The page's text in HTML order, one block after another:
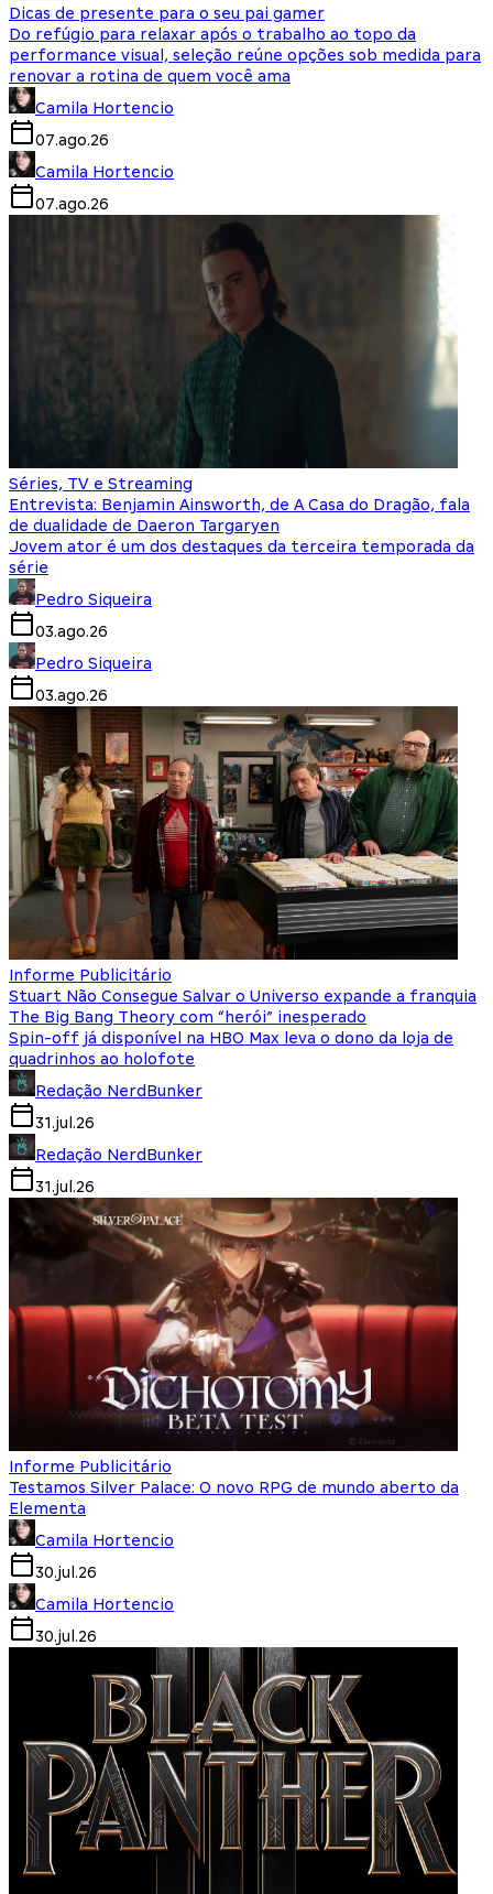
Dicas de presente para o seu pai gamer
Do refúgio para relaxar após o trabalho ao topo da
performance visual, seleção reúne opções sob medida para
renovar a rotina de quem você ama
Camila Hortencio
07.ago.26
Camila Hortencio
07.ago.26
Séries, TV e Streaming
Entrevista: Benjamin Ainsworth, de A Casa do Dragão, fala
de dualidade de Daeron Targaryen
Jovem ator é um dos destaques da terceira temporada da
série
Pedro Siqueira
03.ago.26
Pedro Siqueira
03.ago.26
Informe Publicitário
Stuart Não Consegue Salvar o Universo expande a franquia
The Big Bang Theory com “herói” inesperado
Spin-off já disponível na HBO Max leva o dono da loja de
quadrinhos ao holofote
Redação NerdBunker
31.jul.26
Redação NerdBunker
31.jul.26
Informe Publicitário
Testamos Silver Palace: O novo RPG de mundo aberto da
Elementa
Camila Hortencio
30.jul.26
Camila Hortencio
30.jul.26